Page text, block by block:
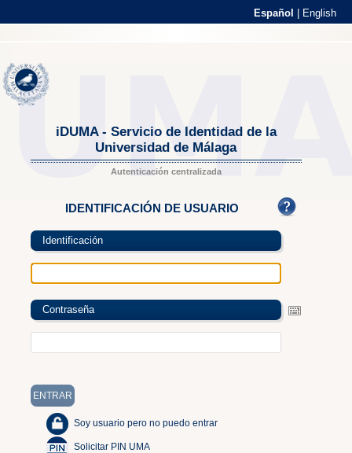
Español English
iDUMA - Servicio de Identidad de la
Universidad de Málaga
Autenticación centralizada
IDENTIFICACIÓN DE USUARIO
Identificación
Contraseña
Soy usuario pero no puedo entrar
Solicitar PIN UMA